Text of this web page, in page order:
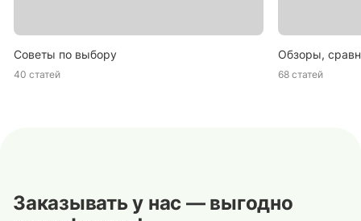
Советы по выбору
40 статей
Обзоры,
68 статей
Заказывать у нас — выгодно